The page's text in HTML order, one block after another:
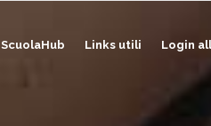
ScuolaHub Links utili Login